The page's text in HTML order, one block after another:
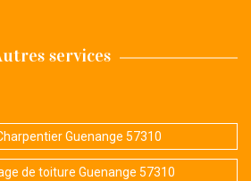
services
Guenange 57310
de toiture Guenange 57310